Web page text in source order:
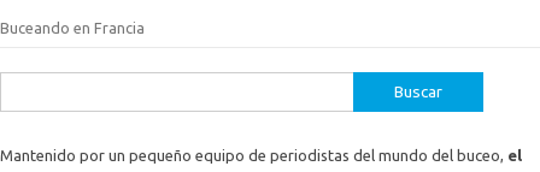
Buceando en Francia
Mantenido por un pequeño equipo de periodistas del mundo del buceo, el